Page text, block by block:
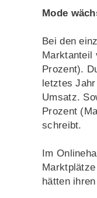
Mode
Bei den
Marktanteil
Prozent).
letztes
Umsatz.
Prozent
schreibt.
Im
hätten